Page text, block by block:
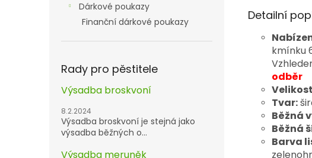
Dárkové poukazy
Finanční dárkové poukazy
Rady pro pěstitele
Výsadba broskvoní
8.2.2024
Výsadba broskvoní je stejná jako
výsadba běžných o...
Výsadba meruněk
Detailní
kmínku
odběr
Tvar:
Běžná
Běžná
Barva